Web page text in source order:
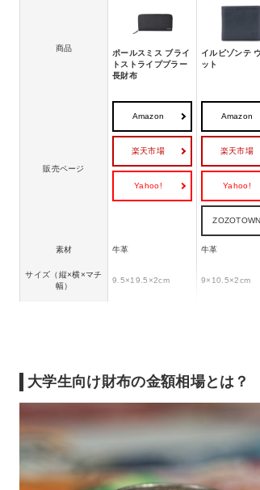
商品
ポールスミス ブライ
トストライププラー
長財布
イルビゾンテ
ット
販売ページ
Amazon
楽天市場
Yahoo!
Amazon
楽天市場
Yahoo!
ZOZOTOWN
素材 牛革 牛革
サイズ（縦×横×マチ
幅）
9.5×19.5×2cm 9×10.5×2cm
大学生向け財布の金額相場とは？